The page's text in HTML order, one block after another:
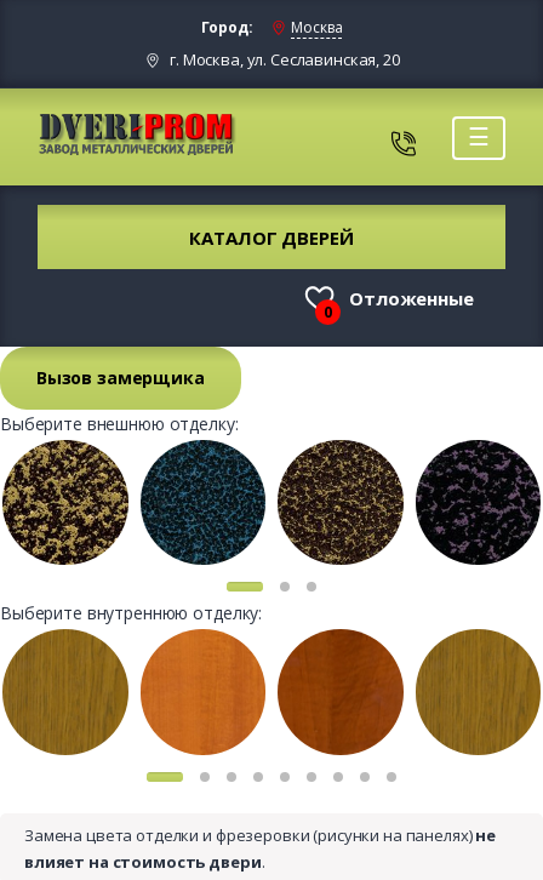
Город: Москва
г. Москва, ул. Сеславинская, 20
☰
КАТАЛОГ ДВЕРЕЙ
0
Отложенные
Вызов замерщика
Выберите внешнюю отделку:
Выберите внутреннюю отделку:
Замена цвета отделки и фрезеровки (рисунки на панелях)не
влияет на стоимость двери.